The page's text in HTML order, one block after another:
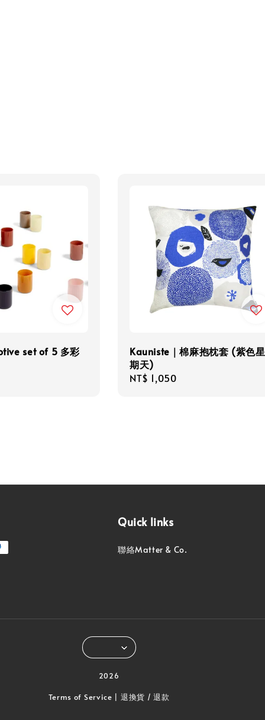
set of 5 多彩
Kauniste｜棉麻抱枕套 (紫色星
期天)
Regular
NT$ 1,050
Quick links
聯絡Matter & Co.
2026
Terms of Service 退換貨 / 退款